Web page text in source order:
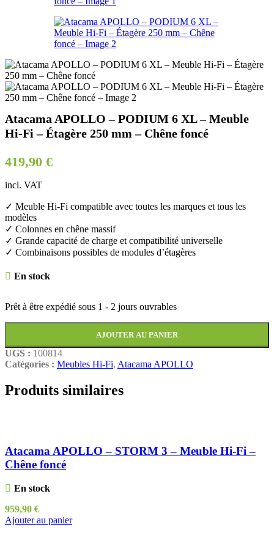
Atacama APOLLO – PODIUM 6 XL – Meuble
Hi-Fi – Étagère 250 mm – Chêne foncé
419,90 €
incl. VAT
✓ Meuble Hi-Fi compatible avec toutes les marques et tous les
modèles
✓ Colonnes en chêne massif
✓ Grande capacité de charge et compatibilité universelle
✓ Combinaisons possibles de modules d’étagères
En stock
Prêt à être expédié sous 1 - 2 jours ouvrables
AJOUTER AU PANIER
UGS : 100814
Catégories : Meubles Hi-Fi, Atacama APOLLO
Produits similaires
Atacama APOLLO – STORM 3 – Meuble Hi-Fi –
Chêne foncé
En stock
959,90 €
Ajouter au panier